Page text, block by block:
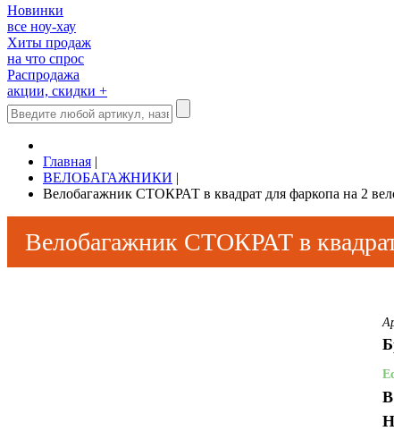
Новинки
все ноу-хау
Хиты продаж
на что спрос
Распродажа
акции, скидки +
Главная |
ВЕЛОБАГАЖНИКИ |
Велобагажник СТОКРАТ в квадрат для фаркопа на 2
Велобагажник СТОКРАТ в
В